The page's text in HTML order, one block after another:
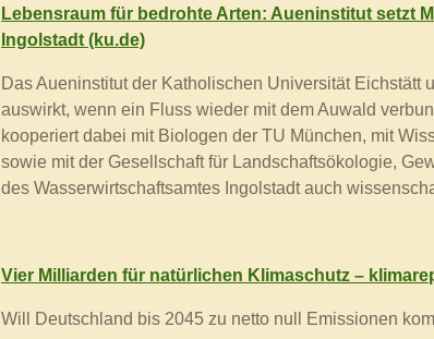
Lebensraum für bedrohte Arten: Aueninstitut setzt
Ingolstadt (ku.de)
Das Aueninstitut der Katholischen Universität
auswirkt, wenn ein Fluss wieder mit dem Auwald
kooperiert dabei mit Biologen der TU München, mit
sowie mit der Gesellschaft für Landschaftsökologie,
des Wasserwirtschaftsamtes Ingolstadt auch
Vier Milliarden für natürlichen Klimaschutz –
Will Deutschland bis 2045 zu netto null Emissionen